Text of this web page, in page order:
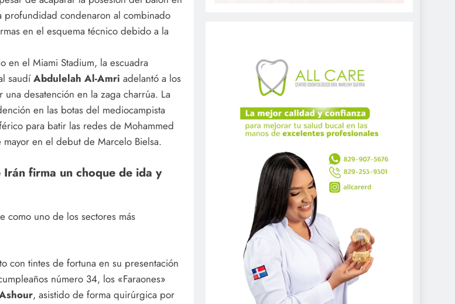
profundidad condenaron al combinado
en el esquema técnico debido a la
en el Miami Stadium, la escuadra
saudíAbdulelah Al-Amri adelantó a los
desatención en la zaga charrúa. La
en las botas del mediocampista
para batir las redes de Mohammed
en el debut de Marcelo Bielsa.
firma un choque de ida y
como uno de los sectores más
con tintes de fortuna en su presentación
número 34, los «Faraones»
, asistido de forma quirúrgica por